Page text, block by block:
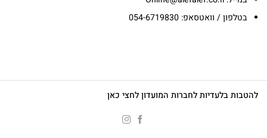
בטלפון / וואטסאפ: 054-6719830
להטבות בלעדיות לחברות המועדון לחצי כאן